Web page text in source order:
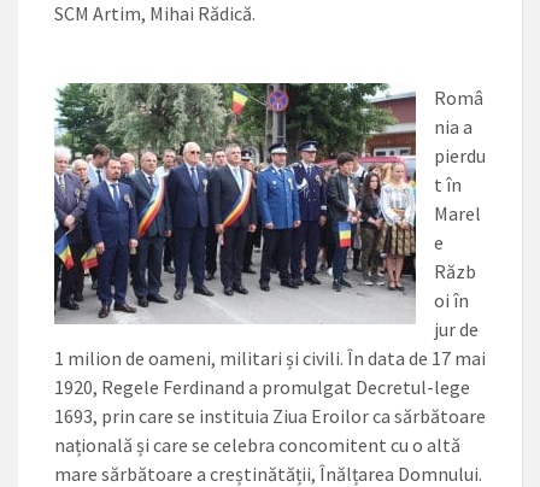
SCM Artim, Mihai Rădică.
Româ
nia a
pierdu
t în
Marel
e
Răzb
oi în
jur de
1 milion de oameni, militari și civili. În data de 17 mai
1920, Regele Ferdinand a promulgat Decretul-lege
1693, prin care se instituia Ziua Eroilor ca sărbătoare
națională și care se celebra concomitent cu o altă
mare sărbătoare a creștinătății, Înălțarea Domnului.